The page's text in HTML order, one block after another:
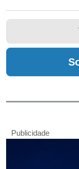
Publicidade